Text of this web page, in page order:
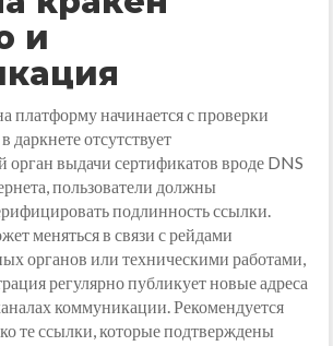
и
платформу начинается с проверки
даркнете отсутствует
орган выдачи сертификатов вроде DNS
пользователи должны
подлинность ссылки.
меняться в связи с рейдами
органов или техническими работами,
регулярно публикует новые адреса
коммуникации. Рекомендуется
те ссылки, которые подтверждены